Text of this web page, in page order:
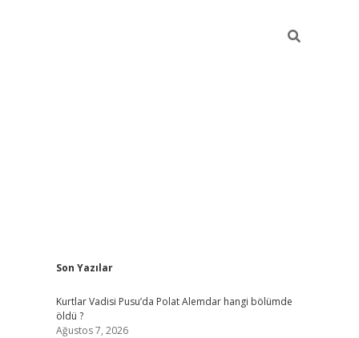
Sidebar
Son Yazılar
Kurtlar Vadisi Pusu’da Polat Alemdar hangi bölümde
öldü ?
Ağustos 7, 2026
elexbet yeni giriş